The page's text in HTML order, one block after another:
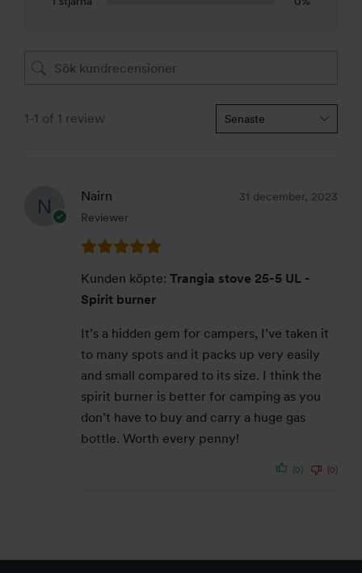
1-1 of 1 review
Nairn
Reviewer
31 december, 2023
Kunden köpte: Trangia stove 25-5 UL -
Spirit burner
It’s a hidden gem for campers, I’ve taken it
to many spots and it packs up very easily
and small compared to its size. I think the
spirit burner is better for camping as you
don’t have to buy and carry a huge gas
bottle. Worth every penny!
(0) (0)